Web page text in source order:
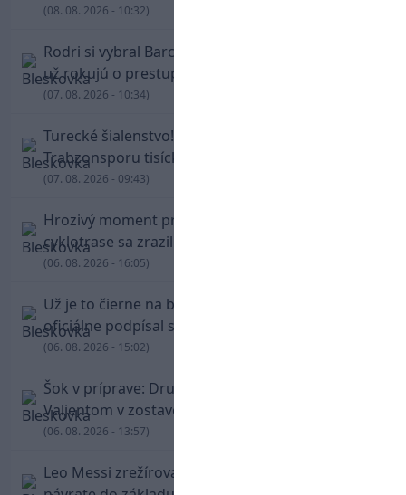
(08. 08. 2026 - 10:32)
Rodri si vybral Barcelonu a odmietol Real. Kluby
už rokujú o prestupovej čiastke
(07. 08. 2026 - 10:34)
Turecké šialenstvo! Salaha vítali na štadióne
Trabzonsporu tisícky fanúšikov
(07. 08. 2026 - 09:43)
Hrozivý moment pre Zdena Cháru! Na
cyklotrase sa zrazil s bežcom
(06. 08. 2026 - 16:05)
Už je to čierne na bielom: Mohamed Salah
oficiálne podpísal s Trabzonsporom
(06. 08. 2026 - 15:02)
Šok v príprave: Druholigová Mallorca s
Valjentom v zostave zdolala PSG
(06. 08. 2026 - 13:57)
Leo Messi zrežíroval obrat Interu Miami, pri